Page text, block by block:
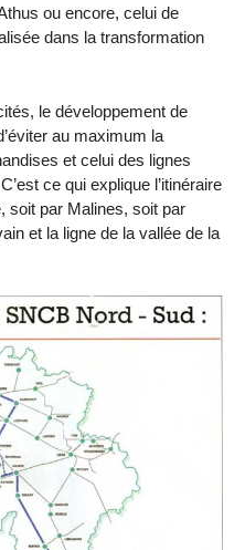
ou encore, celui de
dans la transformation
le développement de
au maximum la
et celui des lignes
ce qui explique l’itinéraire
soit par Malines, soit par
et la ligne de la vallée de la